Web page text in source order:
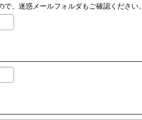
、迷惑メールフォルダもご確認ください。